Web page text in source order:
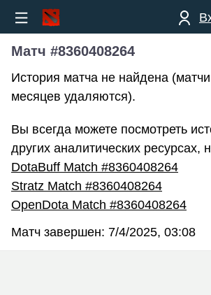
Матч #8360408264
История матча не найдена
месяцев удаляются).
Вы всегда можете посмотреть
других аналитических ресурсах,
DotaBuff Match #8360408264
Stratz Match #8360408264
OpenDota Match #8360408264
Матч завершен: 7/4/2025, 03:08